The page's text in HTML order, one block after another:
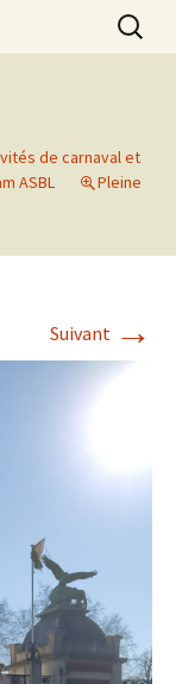
de carnaval et
ASBL
Pleine
Suivant →